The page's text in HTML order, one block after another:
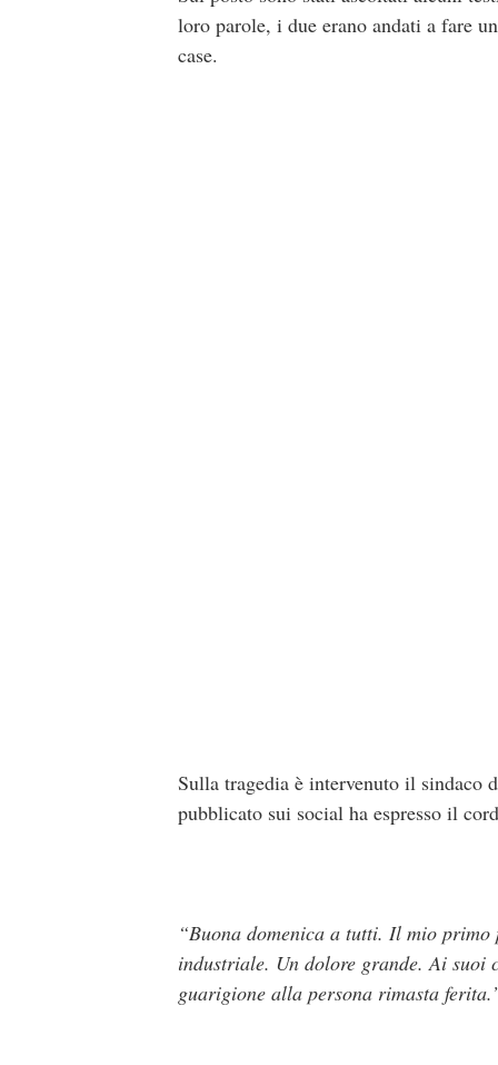
loro parole, i due erano andati a fare
case.
Sulla tragedia è intervenuto il sindaco
pubblicato sui social ha espresso il
“Buona domenica a tutti. Il mio
industriale. Un dolore grande. Ai
guarigione alla persona rimasta